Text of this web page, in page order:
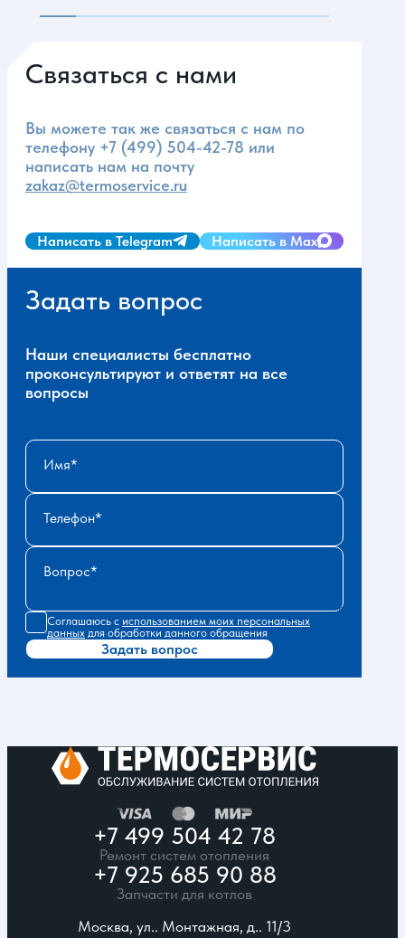
Связаться с нами
Вы можете так же связаться с нам по
телефону +7 (499) 504-42-78 или
написать нам на почту
zakaz@termoservice.ru
Написать в Telegram Написать в Max
Задать вопрос
Наши специалисты бесплатно
проконсультируют и ответят на все
вопросы
Имя
Телефон
Вопрос
Соглашаюсь с использованием моих персональных
данных для обработки данного обращения
Задать вопрос
+7 499 504 42 78
Ремонт систем отопления
+7 925 685 90 88
Запчасти для котлов
Москва, ул.. Монтажная, д.. 11/3